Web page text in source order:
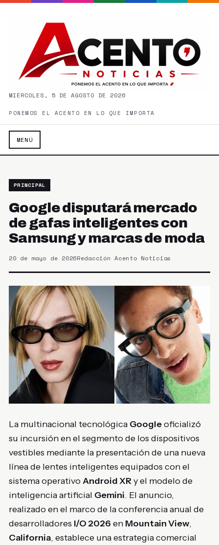
MIÉRCOLES, 5 DE AGOSTO DE 2026
PONEMOS EL ACENTO EN LO QUE IMPORTA
MENÚ
PRINCIPAL
Google disputará mercado
de gafas inteligentes con
Samsung y marcas de moda
20 de mayo de 2026Redacción Acento Noticias
La multinacional tecnológica Googleoficializó
su incursión en el segmento de los dispositivos
vestibles mediante la presentación de una nueva
línea de lentes inteligentes equipados con el
sistema operativoAndroid XRy el modelo de
inteligencia artificial Gemini. El anuncio,
realizado en el marco de la conferencia anual de
desarrolladores I/O 2026 en Mountain View,
California, establece una estrategia comercial